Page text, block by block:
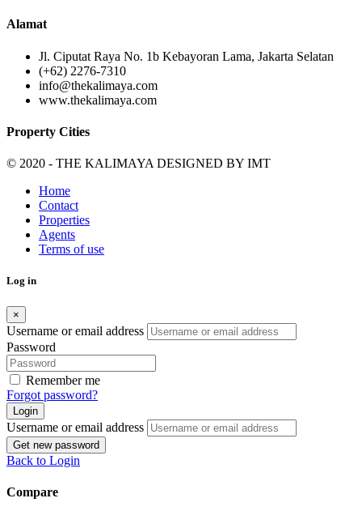
Alamat
Jl. Ciputat Raya No. 1b Kebayoran Lama, Jakarta Selatan
(+62) 2276-7310
info@thekalimaya.com
www.thekalimaya.com
Property Cities
© 2020 - THE KALIMAYA DESIGNED BY IMT
Home
Contact
Properties
Agents
Terms of use
Log in
×
Username or email address
Password
Remember me
Forgot password?
Login
Username or email address
Get new password
Back to Login
Compare